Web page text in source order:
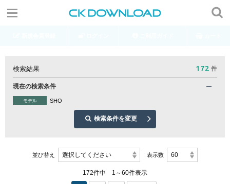
検索結果 172 件
現在の検索条件
モデル SHO
検索条件を変更
並び替え 選択してください 表示数 60
172件中 1～60件表示